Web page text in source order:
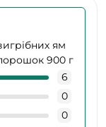
ям
900 г
6
0
0